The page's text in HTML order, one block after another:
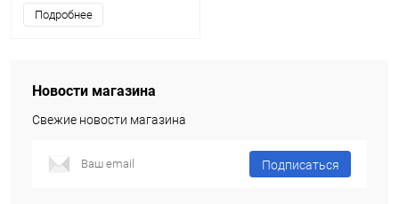
Подробнее
Новости магазина
Свежие новости магазина
Подписаться